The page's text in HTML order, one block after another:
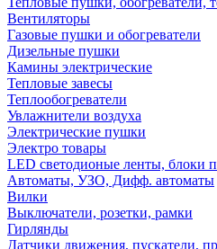
Вентиляторы
Газовые пушки и обогреватели
Дизельные пушки
Камины электрические
Тепловые завесы
Теплообогреватели
Увлажнители воздуха
Электрические пушки
Электро товары
LED светодионые ленты, блоки
Автоматы, УЗО, Дифф. автоматы
Вилки
Выключатели, розетки, рамки
Гирлянды
Датчики движения, пускатели,